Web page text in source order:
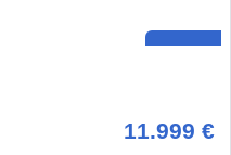
11.999 €